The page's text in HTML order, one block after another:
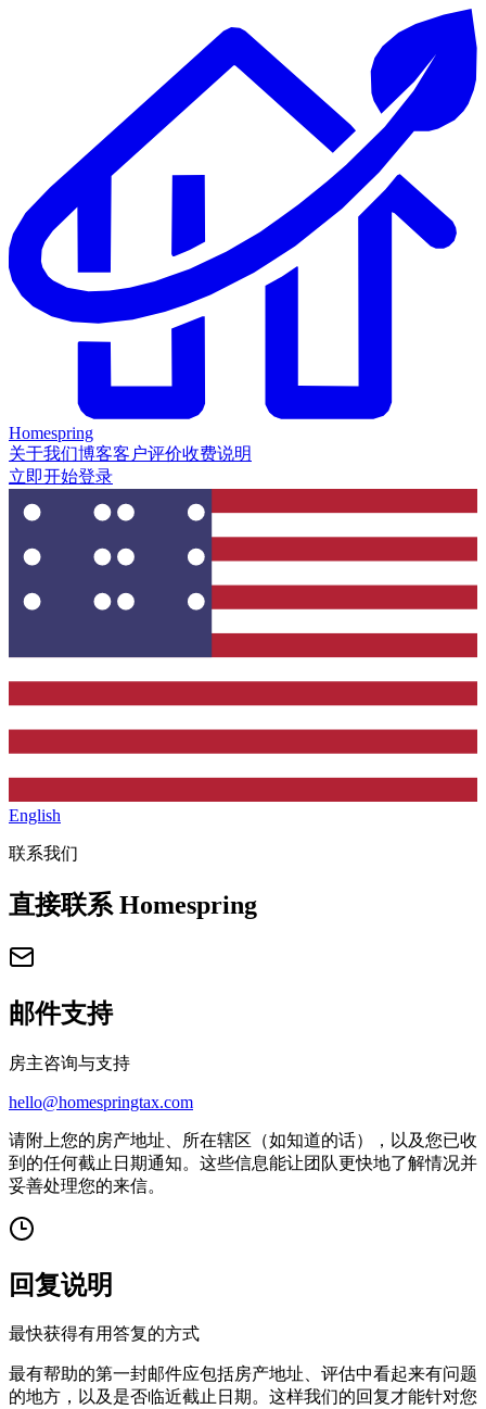
Homespring
关于我们博客客户评价收费说明
立即开始登录
English
联系我们
直接联系 Homespring
邮件支持
房主咨询与支持
hello@homespringtax.com
请附上您的房产地址、所在辖区（如知道的话），以及您已收
到的任何截止日期通知。这些信息能让团队更快地了解情况并
妥善处理您的来信。
回复说明
最快获得有用答复的方式
最有帮助的第一封邮件应包括房产地址、评估中看起来有问题
的地方，以及是否临近截止日期。这样我们的回复才能针对您